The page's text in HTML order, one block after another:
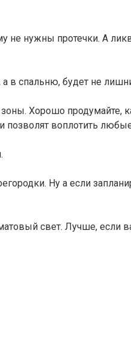
нужны протечки. А
в спальню, будет не
Хорошо
позволят воплотить
Ну а если
свет. Лучше, если